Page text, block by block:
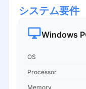
システム要件
Windows
OS
Processor
Memory